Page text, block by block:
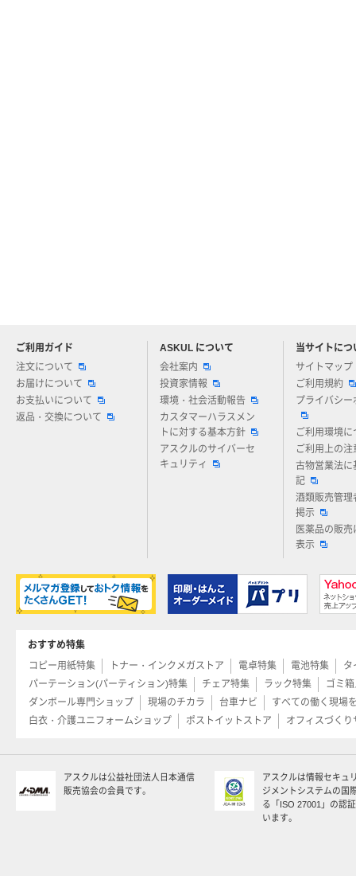
ご利用ガイド
注文について
お届けについて
お支払いについて
返品・交換について
ASKUL について
会社案内
投資家情報
環境・社会活動報告
カスタマーハラスメン
トに対する基本方針
アスクルのサイバーセ
キュリティ
当サイトにつ
サイトマップ
ご利用規約
プライバシー
ご利用環境に
ご利用上の注
古物営業法に
記
酒類販売管理
掲示
医薬品の販売
表示
アスクルについてお気軽にご質問ください
おすすめ特集
コピー用紙特集
トナー・インクメガストア 電卓特集 電池特集
タ
パーテーション(パーティション)特集
チェア特集 ラック特集
ゴミ
ダンボール専門ショップ
現場のチカラ 台車ナビ
すべての働く現場
白衣・介護ユニフォームショップ
ポストイットストア オフィスづくり
アスクルは公益社団法人日本通信
販売協会の会員です。
アスクルは情報セキュ
ジメントシステムの国
る「ISO 27001」の認
います。